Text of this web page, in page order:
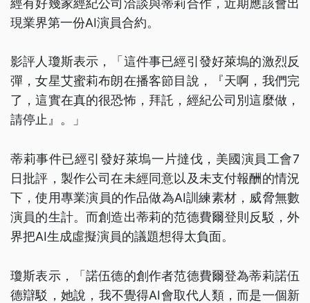
現業界第一份AI演員合約。
影評人瓊斯表示，「這件事已經引發好萊塢的激烈反
彈，女星艾蜜莉布朗在播客節目說，『天啊，我們完
了，這實在真的很恐怖，拜託，經紀公司別這麼做，
請停止』。」
蒂莉事件已經引發好萊塢一片撻伐，美國演員工會7
日批評，製作公司在未經同意以及未支付報酬的情況
下，使用專業演員的作品做為AI訓練素材，威脅無數
演員的生計。而創造出蒂莉的范德費爾登則反駁，外
界把AI生成虛擬演員的議題想得太負面。
瓊斯表示，「諾伍德的創作者范德費爾登為蒂莉諾伍
德辯駁，她說，我不覺得AI會取代人類，而是一個新